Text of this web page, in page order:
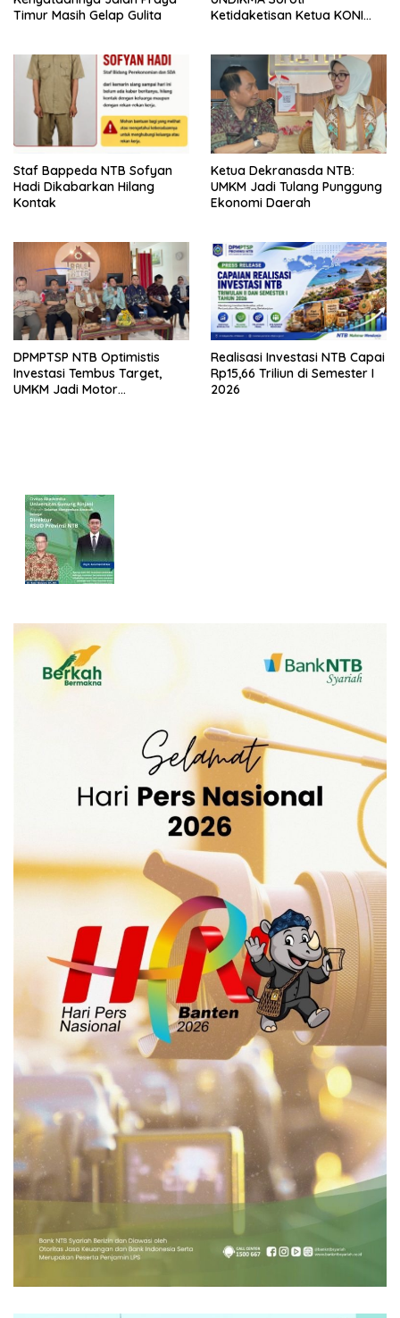
Timur Masih Gelap Gulita
Ketidaketisan Ketua KONI
Arena Kepentingan Sesaat
Staf Bappeda NTB Sofyan
Hadi Dikabarkan Hilang
Kontak
Ketua Dekranasda NTB:
UMKM Jadi Tulang Punggung
Ekonomi Daerah
DPMPTSP NTB Optimistis
Investasi Tembus Target,
UMKM Jadi Motor
Realisasi Investasi NTB Capai
Rp15,66 Triliun di Semester I
2026